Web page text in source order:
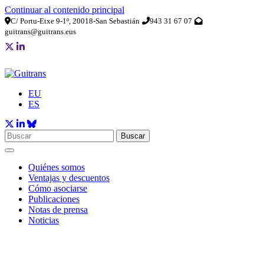
Continuar al contenido principal
C/ Portu-Etxe 9-1º, 20018-San Sebastián
943 31 67 07
guitrans@guitrans.eus
EU
ES
Buscar
Quiénes somos
Ventajas y descuentos
Cómo asociarse
Publicaciones
Notas de prensa
Noticias